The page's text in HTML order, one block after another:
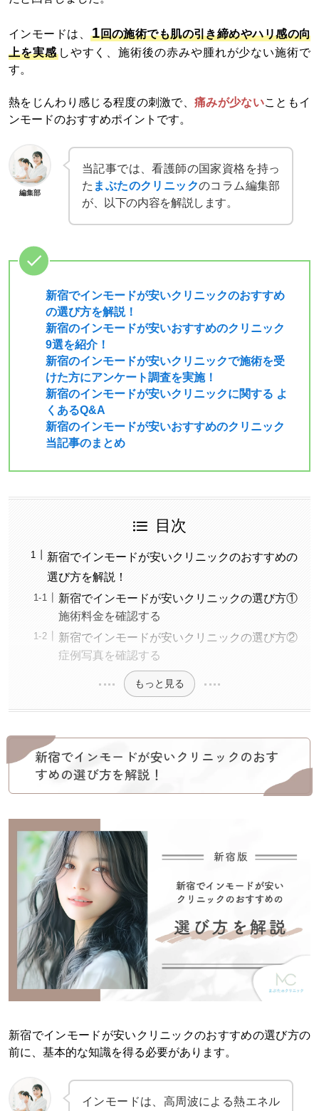
インモードは、1回の施術でも肌の引き締めやハリ感の向
上を実感しやすく、施術後の赤みや腫れが少ない施術で
す。
熱をじんわり感じる程度の刺激で、痛みが少ないこともイ
ンモードのおすすめポイントです。
編集部
当記事では、看護師の国家資格を持っ
た まぶたのクリニックのコラム編集部
が、以下の内容を解説します。
新宿でインモードが安いクリニックのおすすめ
の選び方を解説！
新宿のインモードが安いおすすめのクリニック
9選を紹介！
新宿のインモードが安いクリニックで施術を受
けた方にアンケート調査を実施！
新宿のインモードが安いクリニックに関する よ
くあるQ&A
新宿のインモードが安いおすすめのクリニック
当記事のまとめ
目次
新宿でインモードが安いクリニックのおすすめの
選び方を解説！
新宿でインモードが安いクリニックの選び方①
施術料金を確認する
新宿でインモードが安いクリニックの選び方②
症例写真を確認する
もっと見る
新宿でインモードが安いクリニックのおす
すめの選び方を解説！
新宿でインモードが安いクリニックのおすすめの選び方の
前に、基本的な知識を得る必要があります。
インモードは、高周波による熱エネル